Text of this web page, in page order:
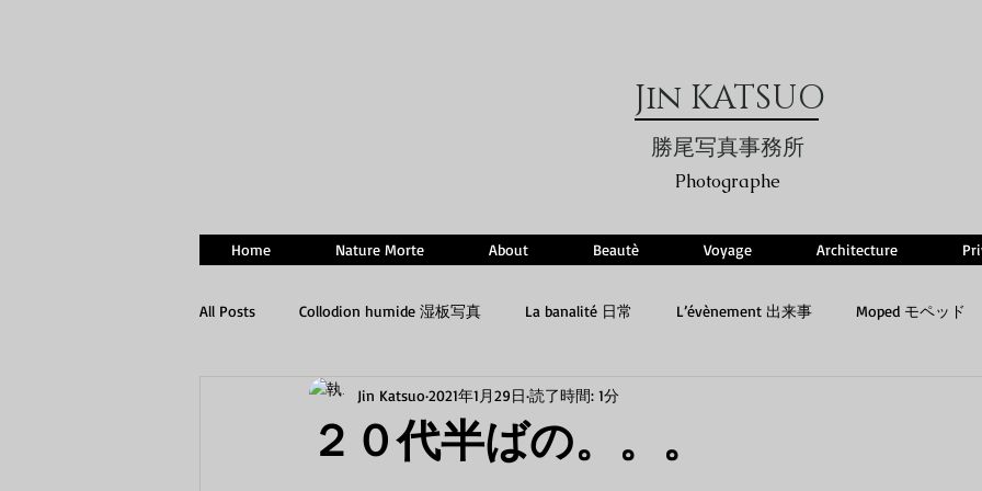
Jin KATSUO
勝尾写真事務所
Photographe
Home Nature Morte About Beautè Voyage Architecture
All Posts Collodion humide 湿板写真 La banalité 日常 L’évènement 出来事 Moped モペッド
２０代半ばの。。。
Jin Katsuo 2021年1月29日 読了時間: 1分